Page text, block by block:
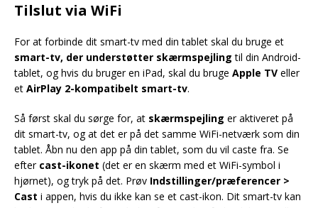
Tilslut via WiFi
For at forbinde dit smart-tv med din tablet skal du bruge et
smart-tv, der understøtter skærmspejling til din Android-
tablet, og hvis du bruger en iPad, skal du bruge Apple TV eller
et AirPlay 2-kompatibelt smart-tv.
Så først skal du sørge for, at skærmspejling er aktiveret på
dit smart-tv, og at det er på det samme WiFi-netværk som din
tablet. Åbn nu den app på din tablet, som du vil caste fra. Se
efter cast-ikonet (det er en skærm med et WiFi-symbol i
hjørnet), og tryk på det. Prøv Indstillinger/præferencer >
Cast i appen, hvis du ikke kan se et cast-ikon. Dit smart-tv kan